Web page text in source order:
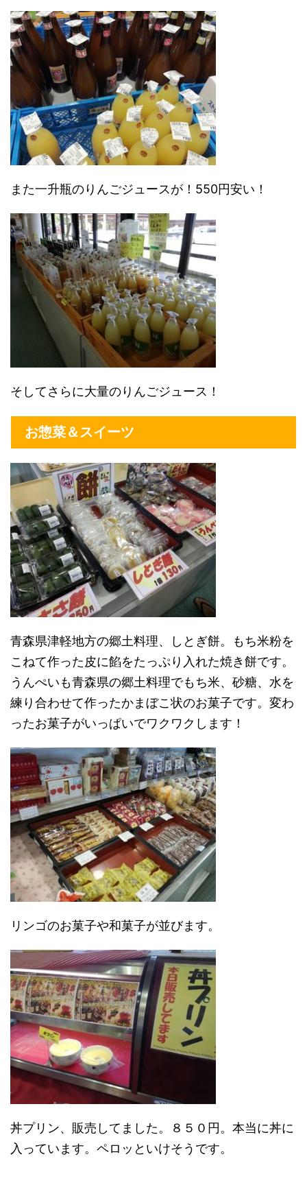
また一升瓶のりんごジュースが！550円安い！
そしてさらに大量のりんごジュース！
お惣菜＆スイーツ
青森県津軽地方の郷土料理、しとぎ餅。もち米粉を
こねて作った皮に餡をたっぷり入れた焼き餅です。
うんぺいも青森県の郷土料理でもち米、砂糖、水を
練り合わせて作ったかまぼこ状のお菓子です。変わ
ったお菓子がいっぱいでワクワクします！
リンゴのお菓子や和菓子が並びます。
丼プリン、販売してました。８５０円。本当に丼に
入っています。ペロッといけそうです。